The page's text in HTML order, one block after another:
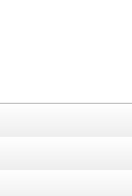
2021年2月26日